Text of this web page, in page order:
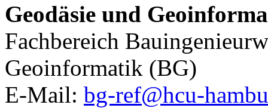
Geodäsie und
Fachbereich
Geoinformatik (BG)
E-Mail: bg-ref@hcu-